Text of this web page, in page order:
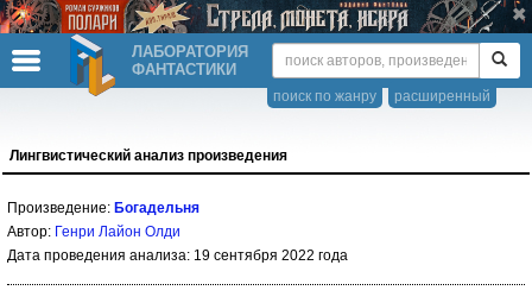
ЛАБОРАТОРИЯ
ФАНТАСТИКИ
расширенный
поиск по жанру
Лингвистический анализ произведения
Произведение: Богадельня
Автор: Генри Лайон Олди
Дата проведения анализа: 19 сентября 2022 года